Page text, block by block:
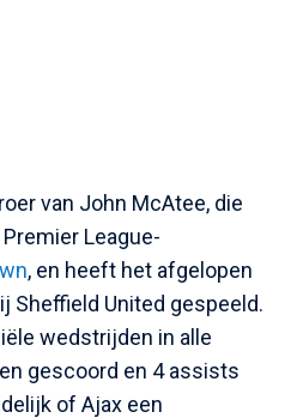
van John McAtee, die
League-
, en heeft het afgelopen
Sheffield United gespeeld.
wedstrijden in alle
gescoord en 4 assists
of Ajax een